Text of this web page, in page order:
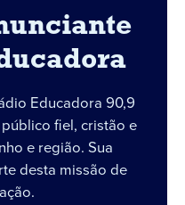
Educadora 90,9
fiel, cristão e
e região. Sua
desta missão de